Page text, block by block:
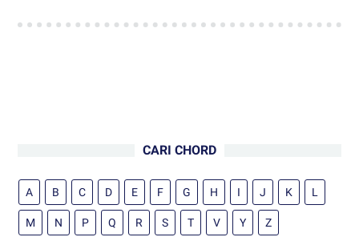
CARI CHORD
A B C D E F G H I J K L
M N P Q R S T V Y Z